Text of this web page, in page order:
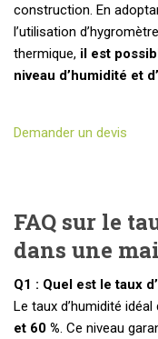
construction. En
l’utilisation
thermique, il est
niveau d’humidité et
Demander un devis
FAQ sur le
dans une
Q1 : Quel est le taux
Le taux d’humidité
et 60 %. Ce niveau